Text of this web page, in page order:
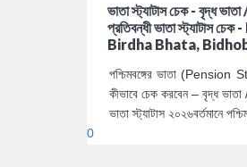
ভাতা স্ট্যাটাস চেক - বৃদ্ধ
প্রতিবন্ধী ভাতা স্ট্যাটাস
Birdha Bhata,
পশ্চিমবঙ্গের ভাতা (Pension
কীভাবে চেক করবেন – বৃদ্ধ ভাতা
ভাতা স্ট্যাটাস ২০২৬বর্তমানে
0